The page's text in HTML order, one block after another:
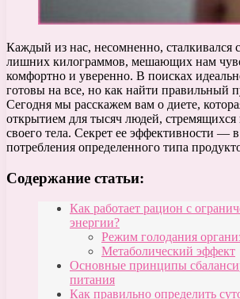
Каждый из нас, несомненно, сталкивался
лишних килограммов, мешающих нам
комфортно и уверенно. В поисках
готовы на все, но как найти правильный
Сегодня мы расскажем вам о диете,
открытием для тысяч людей,
своего тела. Секрет ее эффективности —
потребления определенного типа
Содержание статьи:
Как работает рацион с
энергии?
Режим голодания
Метаболический эффект
Основные принципы
питания
Как правильно определить